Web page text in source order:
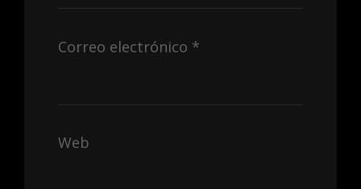
Correo electrónico *
Web